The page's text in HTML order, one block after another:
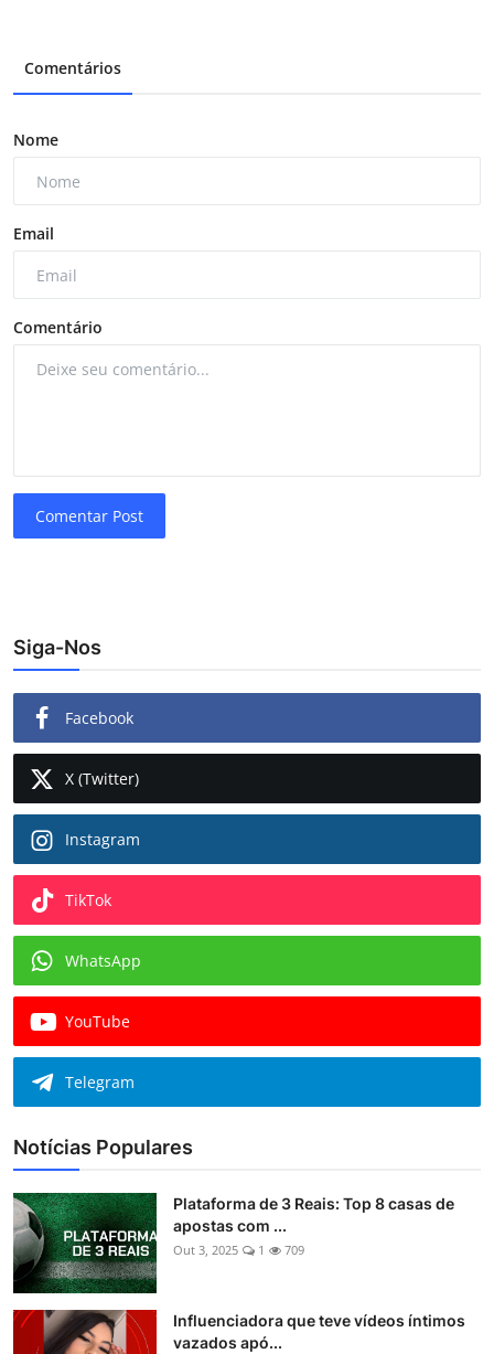
Comentários
Nome
Email
Comentário
Comentar Post
Siga-Nos
Facebook
X (Twitter)
Instagram
TikTok
WhatsApp
YouTube
Telegram
Notícias Populares
Plataforma de 3 Reais: Top 8 casas de
apostas com ...
Out 3, 2025 1 709
Influenciadora que teve vídeos íntimos
vazados apó...